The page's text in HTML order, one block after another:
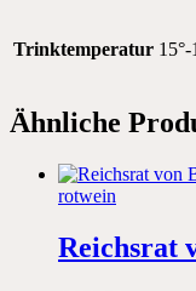
Trinktemperatur 15°-
Ähnliche
rotwein
Reichsrat